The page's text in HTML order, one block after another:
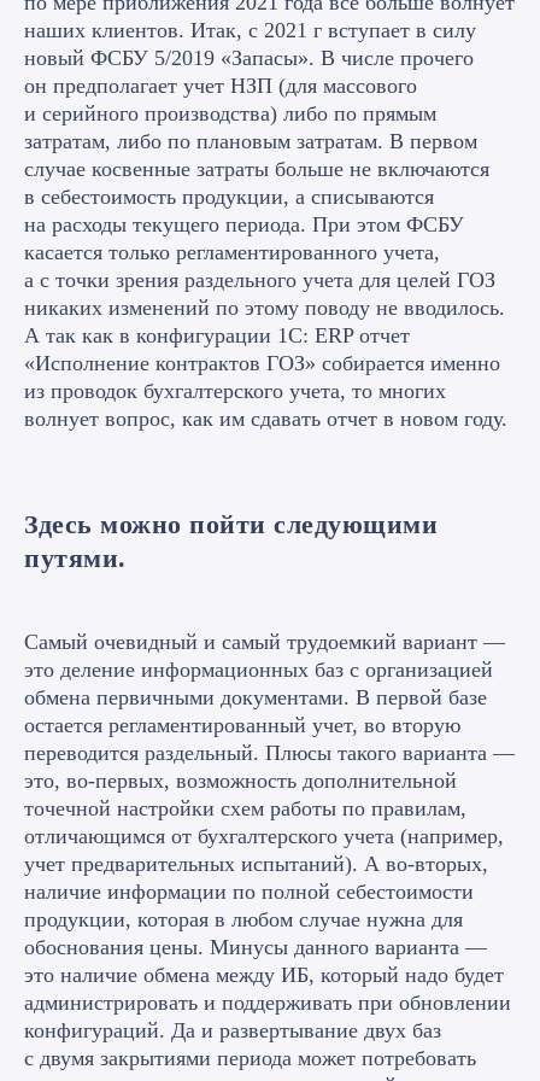
наших клиентов. Итак, с 2021 г вступает в силу
новый ФСБУ 5/2019 «Запасы». В числе прочего
он предполагает учет НЗП (для массового
и серийного производства) либо по прямым
затратам, либо по плановым затратам. В первом
случае косвенные затраты больше не включаются
в себестоимость продукции, а списываются
на расходы текущего периода. При этом ФСБУ
касается только регламентированного учета,
а с точки зрения раздельного учета для целей ГОЗ
никаких изменений по этому поводу не вводилось.
А так как в конфигурации 1С: ERP отчет
«Исполнение контрактов ГОЗ» собирается именно
из проводок бухгалтерского учета, то многих
волнует вопрос, как им сдавать отчет в новом году.
Здесь можно пойти следующими
путями.
Самый очевидный и самый трудоемкий вариант —
это деление информационных баз с организацией
обмена первичными документами. В первой базе
остается регламентированный учет, во вторую
переводится раздельный. Плюсы такого варианта —
это, во-первых, возможность дополнительной
точечной настройки схем работы по правилам,
отличающимся от бухгалтерского учета (например,
учет предварительных испытаний). А во-вторых,
наличие информации по полной себестоимости
продукции, которая в любом случае нужна для
обоснования цены. Минусы данного варианта —
это наличие обмена между ИБ, который надо будет
администрировать и поддерживать при обновлении
конфигураций. Да и развертывание двух баз
с двумя закрытиями периода может потребовать